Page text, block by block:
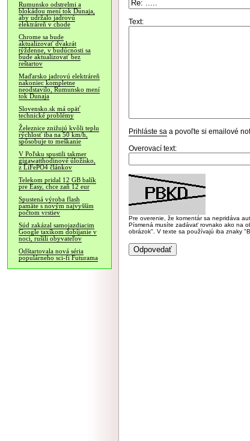
Rumunsko odstrelmi a
blokádou mení tok Dunaja,
aby udržalo jadrovú
elektráreň v chode
Chrome sa bude
aktualizovať dvakrát
týždenne, v budúcnosti sa
bude aktualizovať bez
reštartov
Maďarsko jadrovú elektráreň
nakoniec kompletne
neodstavilo, Rumunsko mení
tok Dunaja
Slovensko.sk má opäť
technické problémy
Železnice znižujú kvôli teplu
rýchlosť iba na 50 km/h,
spôsobuje to meškanie
V Poľsku spustili takmer
gigawatthodinové úložisko,
z LiFePO4 článkov
Telekom pridal 12 GB balík
pre Easy, chce zaň 12 eur
Spustená výroba flash
pamäte s novým najvyšším
počtom vrstiev
Súd zakázal samojazdiacim
Google taxíkom dobíjanie v
noci, rušili obyvateľov
Odštartovala nová séria
populárneho sci-fi Futurama
Text:
Prihláste sa a povoľte si emailové
Overovací text:
Pre overenie, že komentár sa nepridáva
Písmená musíte zadávať rovnako ako na
obrázok". V texte sa používajú iba znaky